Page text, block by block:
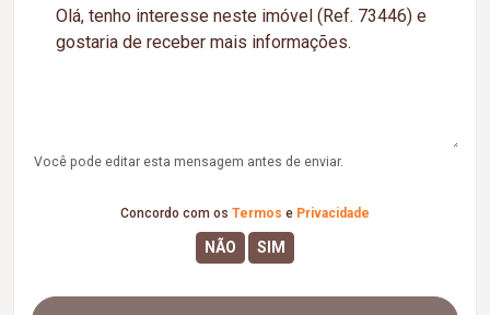
Você pode editar esta mensagem antes de enviar.
Concordo com os Termos e Privacidade